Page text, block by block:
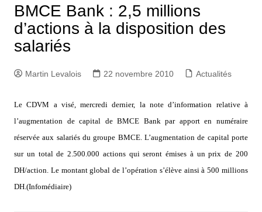
BMCE Bank : 2,5 millions
d’actions à la disposition des
salariés
Martin Levalois 22 novembre 2010 Actualités
Le CDVM a visé, mercredi dernier, la note d’information relative à
l’augmentation de capital de BMCE Bank par apport en numéraire
réservée aux salariés du groupe BMCE. L’augmentation de capital porte
sur un total de 2.500.000 actions qui seront émises à un prix de 200
DH/action. Le montant global de l’opération s’élève ainsi à 500 millions
DH.(Infomédiaire)